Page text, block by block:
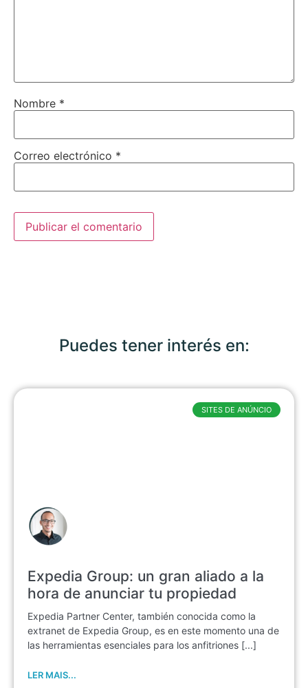
Nombre *
Correo electrónico *
Puedes tener interés en:
Expedia Group: un gran aliado a la
hora de anunciar tu propiedad
Expedia Partner Center, también conocida como la
extranet de Expedia Group, es en este momento una de
las herramientas esenciales para los anfitriones [...]
LER MAIS...
SITES DE ANÚNCIO